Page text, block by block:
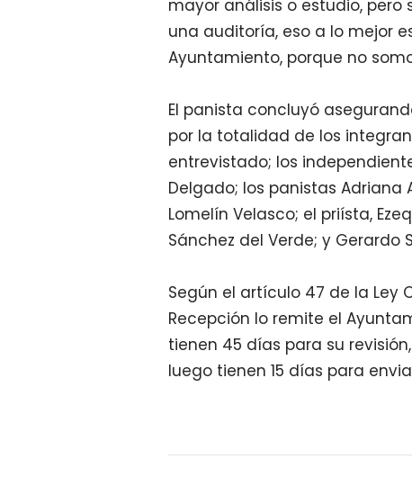
mayor análisis o estudio,
una auditoría, eso a lo mejor
Ayuntamiento, porque no
El panista concluyó
por la totalidad de los
entrevistado; los
Delgado; los panistas Adriana
Lomelín Velasco; el priísta,
Sánchez del Verde; y Gerardo
Según el artículo 47 de la Ley
Recepción lo remite el
tienen 45 días para su
luego tienen 15 días para